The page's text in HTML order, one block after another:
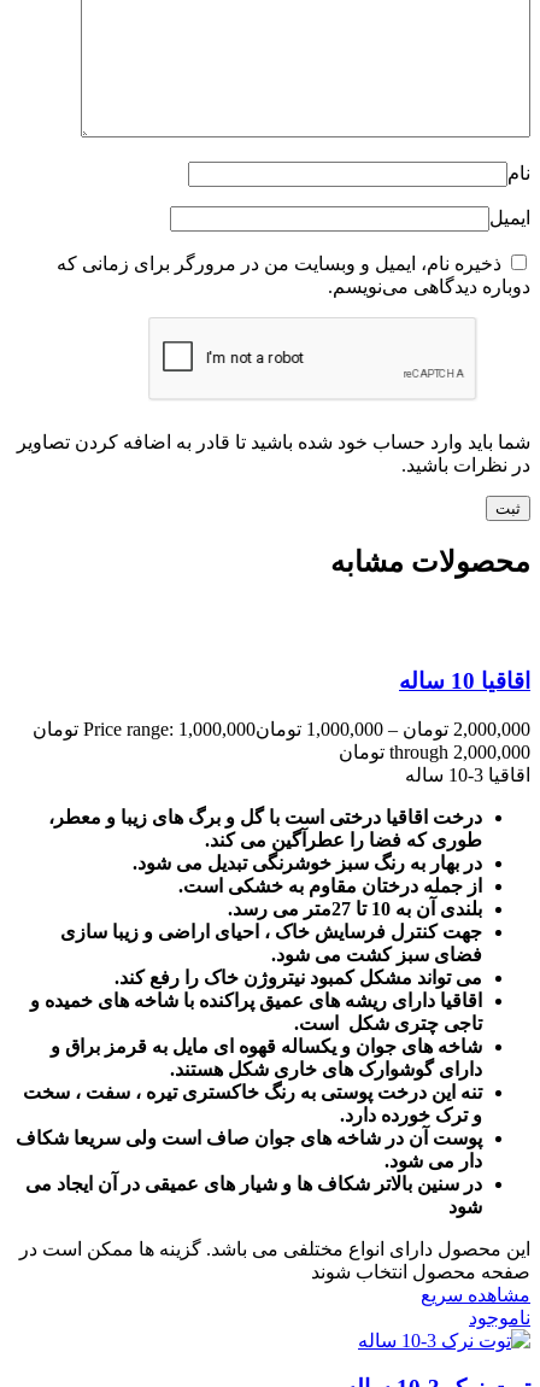
نام
ایمیل
ذخیره نام، ایمیل و وبسایت من در مرورگر برای زمانی که
دوباره دیدگاهی می‌نویسم.
شما باید وارد حساب خود شده باشید تا قادر به اضافه کردن تصاویر
در نظرات باشید.
محصولات مشابه
اقاقیا 10 ساله
2,000,000 تومان –
1,000,000 تومان
Price range: 1,000,000 تومان
through 2,000,000 تومان
اقاقیا 3-10 ساله
درخت اقاقیا درختی است با گل و برگ های زیبا و معطر،
طوری که فضا را عطرآگین می کند.
در بهار به رنگ سبز خوشرنگی تبدیل می شود.
از جمله درختان مقاوم به خشکی است.
بلندی آن به 10 تا 27متر می رسد.
جهت کنترل فرسایش خاک ، احیای اراضی و زیبا سازی
فضای سبز کشت می شود.
می تواند مشکل کمبود نیتروژن خاک را رفع کند.
اقاقیا دارای ریشه های عمیق پراکنده با شاخه های خمیده و
تاجی چتری شکل است.
شاخه های جوان و یکساله قهوه ای مایل به قرمز براق و
دارای گوشوارک های خاری شکل هستند.
تنه این درخت پوستی به رنگ خاکستری تیره ، سفت ، سخت
و ترک خورده دارد.
پوست آن در شاخه های جوان صاف است ولی سریعا شکاف
دار می شود.
در سنین بالاتر شکاف ها و شیار های عمیقی در آن ایجاد می
شود
این محصول دارای انواع مختلفی می باشد. گزینه ها ممکن است در
صفحه محصول انتخاب شوند
مشاهده سریع
ناموجود